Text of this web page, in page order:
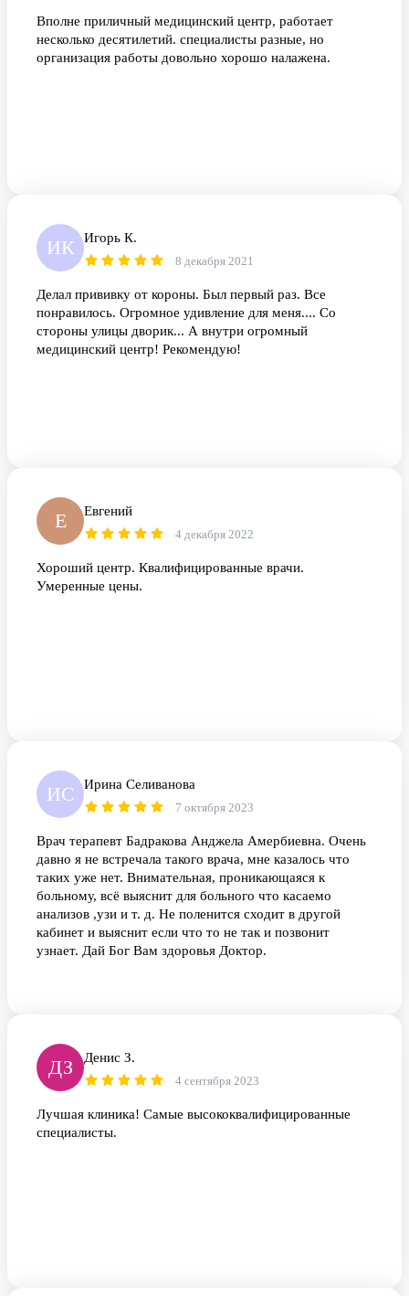
Вполне приличный медицинский центр, работает
несколько десятилетий. специалисты разные, но
организация работы довольно хорошо налажена.
ИК Игорь К.
8 декабря 2021
Делал прививку от короны. Был первый раз. Все
понравилось. Огромное удивление для меня.... Со
стороны улицы дворик... А внутри огромный
медицинский центр! Рекомендую!
Е Евгений
4 декабря 2022
Хороший центр. Квалифицированные врачи.
Умеренные цены.
ИС Ирина Селиванова
7 октября 2023
Врач терапевт Бадракова Анджела Амербиевна. Очень
давно я не встречала такого врача, мне казалось что
таких уже нет. Внимательная, проникающаяся к
больному, всё выяснит для больного что касаемо
анализов ,узи и т. д. Не поленится сходит в другой
кабинет и выяснит если что то не так и позвонит
узнает. Дай Бог Вам здоровья Доктор.
ДЗ Денис З.
4 сентября 2023
Лучшая клиника! Самые высококвалифицированные
специалисты.